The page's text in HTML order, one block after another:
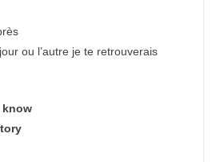
ou l’autre je te retrouverais
know